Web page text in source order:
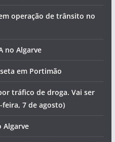
operação de trânsito no
no Algarve
em Portimão
tráfico de droga. Vai ser
7 de agosto)
Algarve